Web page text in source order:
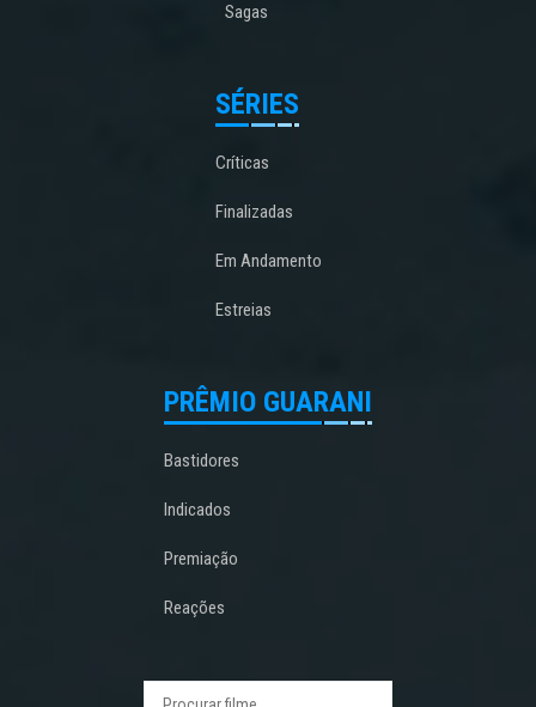
Sagas
SÉRIES
Críticas
Finalizadas
Em Andamento
Estreias
PRÊMIO GUARANI
Bastidores
Indicados
Premiação
Reações